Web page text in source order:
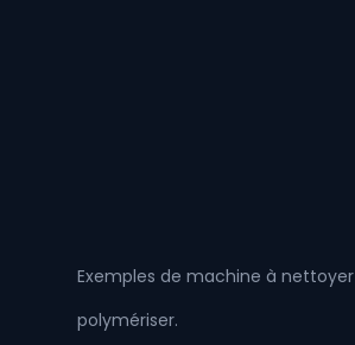
Exemples de machine à
polymériser.